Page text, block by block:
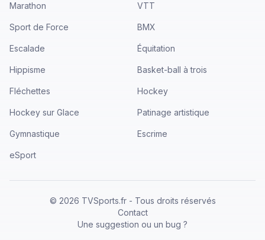
Marathon VTT
Sport de Force BMX
Escalade Équitation
Hippisme Basket-ball à trois
Fléchettes Hockey
Hockey sur Glace Patinage artistique
Gymnastique Escrime
eSport
© 2026 TVSports.fr - Tous droits réservés
Contact
Une suggestion ou un bug ?